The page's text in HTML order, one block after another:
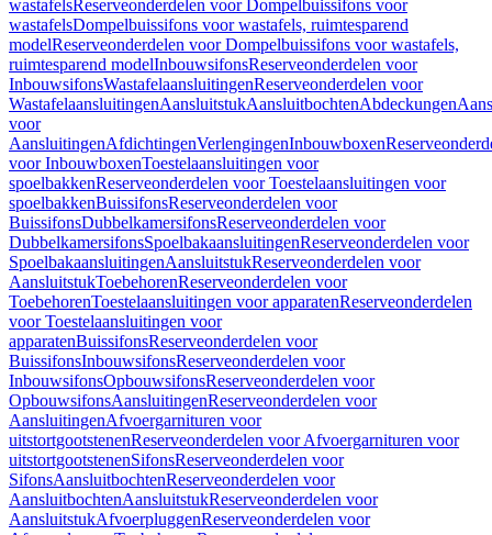
wastafelsReserveonderdelen voor Dompelbuissifons voor
wastafelsDompelbuissifons voor wastafels, ruimtesparend
modelReserveonderdelen voor Dompelbuissifons voor wastafels,
ruimtesparend modelInbouwsifonsReserveonderdelen voor
InbouwsifonsWastafelaansluitingenReserveonderdelen voor
WastafelaansluitingenAansluitstukAansluitbochtenAbdeckungen
voor
AansluitingenAfdichtingenVerlengingenInbouwboxen
voor InbouwboxenToestelaansluitingen voor
spoelbakkenReserveonderdelen voor Toestelaansluitingen voor
spoelbakkenBuissifonsReserveonderdelen voor
BuissifonsDubbelkamersifonsReserveonderdelen voor
DubbelkamersifonsSpoelbakaansluitingenReserveonderdelen voor
SpoelbakaansluitingenAansluitstukReserveonderdelen voor
AansluitstukToebehorenReserveonderdelen voor
ToebehorenToestelaansluitingen voor apparatenReserveonderdelen
voor Toestelaansluitingen voor
apparatenBuissifonsReserveonderdelen voor
BuissifonsInbouwsifonsReserveonderdelen voor
InbouwsifonsOpbouwsifonsReserveonderdelen voor
OpbouwsifonsAansluitingenReserveonderdelen voor
AansluitingenAfvoergarnituren voor
uitstortgootstenenReserveonderdelen voor Afvoergarnituren voor
uitstortgootstenenSifonsReserveonderdelen voor
SifonsAansluitbochtenReserveonderdelen voor
AansluitbochtenAansluitstukReserveonderdelen voor
AansluitstukAfvoerpluggenReserveonderdelen voor